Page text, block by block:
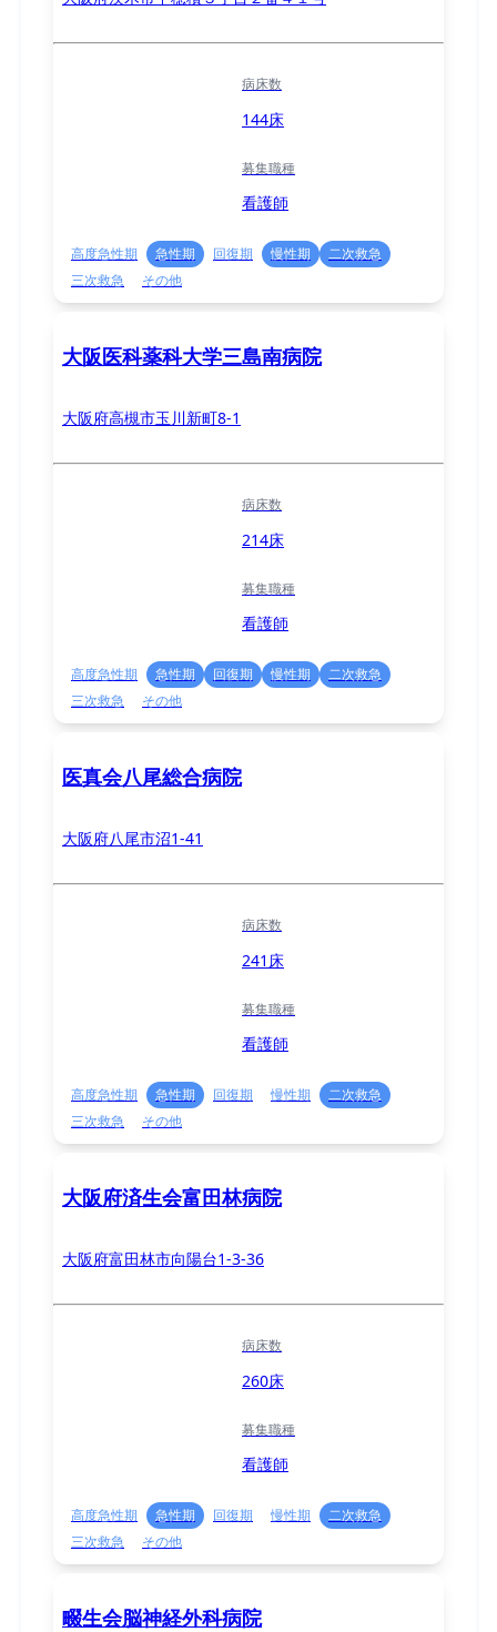
病床数
144床
募集職種
看護師
高度急性期 急性期 回復期 慢性期
二次救急
三次救急
その他
大阪医科薬科大学三島南病院
大阪府高槻市玉川新町8-1
病床数
214床
募集職種
看護師
高度急性期 急性期 回復期 慢性期
二次救急
三次救急
その他
医真会八尾総合病院
大阪府八尾市沼1-41
病床数
241床
募集職種
看護師
高度急性期 急性期 回復期 慢性期
二次救急
三次救急
その他
大阪府済生会富田林病院
大阪府富田林市向陽台1-3-36
病床数
260床
募集職種
看護師
高度急性期 急性期 回復期 慢性期
二次救急
三次救急
その他
畷生会脳神経外科病院